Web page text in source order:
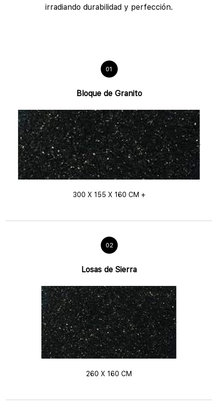
irradiando durabilidad y perfección.
01
Bloque de Granito
300 X 155 X 160 CM +
02
Losas de Sierra
260 X 160 CM